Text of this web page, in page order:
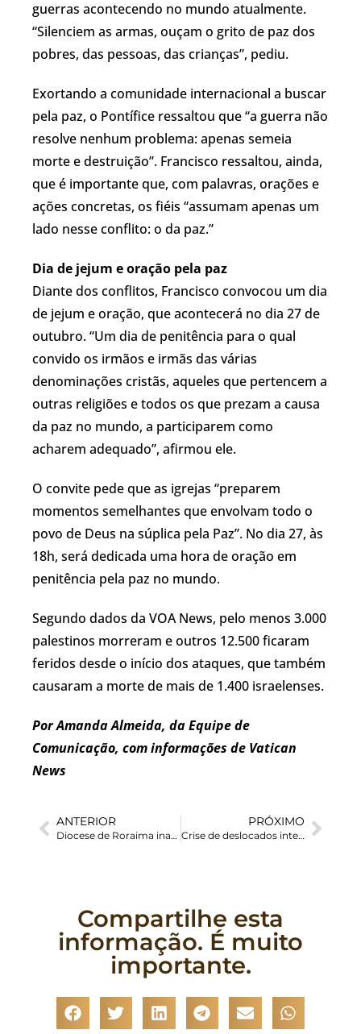
guerras acontecendo no mundo atualmente.
“Silenciem as armas, ouçam o grito de paz dos
pobres, das pessoas, das crianças”, pediu.
Exortando a comunidade internacional a buscar
pela paz, o Pontífice ressaltou que “a guerra não
resolve nenhum problema: apenas semeia
morte e destruição”. Francisco ressaltou, ainda,
que é importante que, com palavras, orações e
ações concretas, os fiéis “assumam apenas um
lado nesse conflito: o da paz.”
Dia de jejum e oração pela paz
Diante dos conflitos, Francisco convocou um dia
de jejum e oração, que acontecerá no dia 27 de
outubro. “Um dia de penitência para o qual
convido os irmãos e irmãs das várias
denominações cristãs, aqueles que pertencem a
outras religiões e todos os que prezam a causa
da paz no mundo, a participarem como
acharem adequado”, afirmou ele.
O convite pede que as igrejas “preparem
momentos semelhantes que envolvam todo o
povo de Deus na súplica pela Paz”. No dia 27, às
18h, será dedicada uma hora de oração em
penitência pela paz no mundo.
Segundo dados da VOA News, pelo menos 3.000
palestinos morreram e outros 12.500 ficaram
feridos desde o início dos ataques, que também
causaram a morte de mais de 1.400 israelenses.
Por Amanda Almeida, da Equipe de
Comunicação, com informações de Vatican
News
ANTERIOR
Diocese de Roraima inaugura Casa da Caridade “Papa Francisco”
PRÓXIMO
Crise de deslocados internos no Sudão é a maior do mundo, diz OIM
Compartilhe esta
informação. É muito
importante.